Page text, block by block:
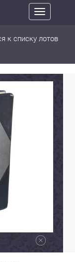
Toggle
navigation
к списку лотов